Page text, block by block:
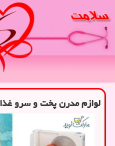
لوازم مدرن پخت و سرو غذا